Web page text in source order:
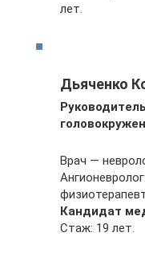
лет.
Дьяченко
Врач —
Кандидат
Стаж: 19 лет.